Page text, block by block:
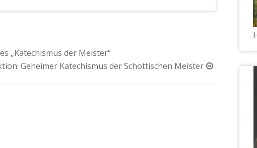
„Katechismus der Meister“
Geheimer Katechismus der Schottischen Meister